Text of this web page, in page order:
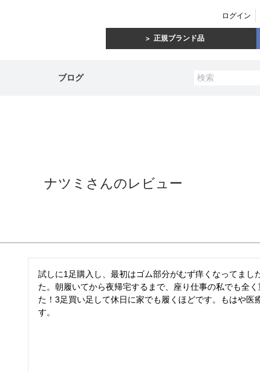
ログイン
正規ブランド品
ブログ
ナツミさんのレビュー
試しに1足購入し、最初はゴム部分がむず痒くなってまし
た。朝履いてから夜帰宅するまで、座り仕事の私でも全
た！3足買い足して休日に家でも履くほどです。もはや医
す。